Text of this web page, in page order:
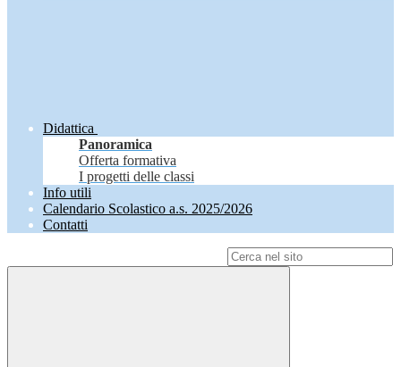
Didattica
Panoramica
Offerta formativa
I progetti delle classi
Info utili
Calendario Scolastico a.s. 2025/2026
Contatti